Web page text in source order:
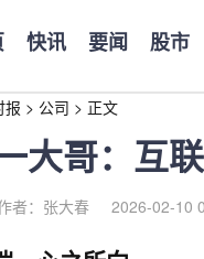
快讯 要闻 股市
报 > 公司 > 正文
大哥：互
者：张大春 2026-02-10